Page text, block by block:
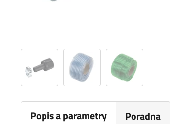
Popis a parametry Poradna